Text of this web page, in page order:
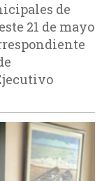
de
21 de mayo